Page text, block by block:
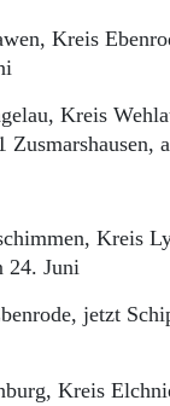
Kreis
Kreis
Kreis
24. Juni
jetzt
Kreis